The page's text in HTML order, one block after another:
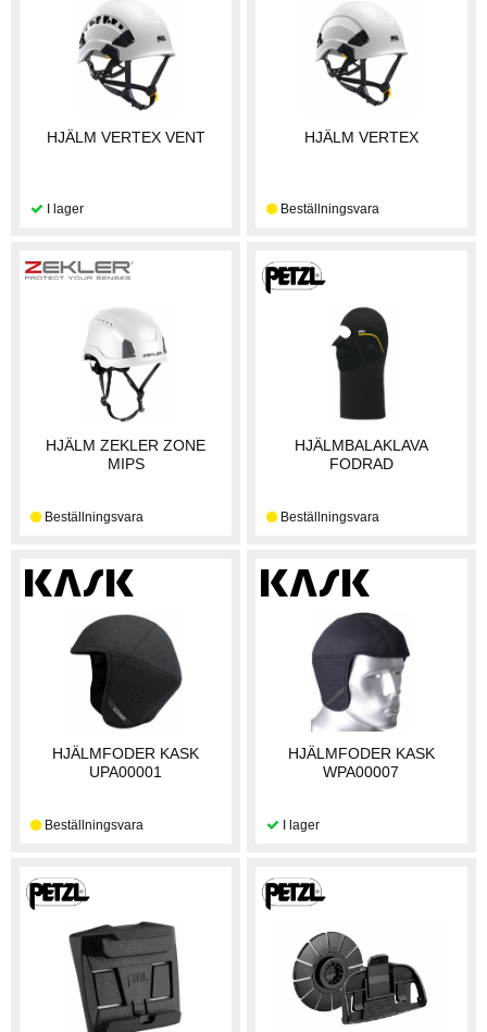
HJÄLM VERTEX VENT HJÄLM VERTEX
HJÄLM ZEKLER ZONE
MIPS
HJÄLMBALAKLAVA
FODRAD
HJÄLMFODER KASK
UPA00001
HJÄLMFODER KASK
WPA00007